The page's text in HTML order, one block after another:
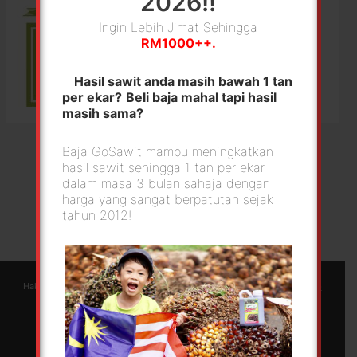
Hakcipta © 2026 GoSawit | Green Foliar Agrotech Sdn Bhd |Berjayaweb
Ingin Lebih Jimat Sehingga
RM1000++.
Hasil sawit anda masih bawah 1 tan
per ekar? Beli baja mahal tapi hasil
masih sama?
Baja GoSawit mampu meningkatkan
hasil sawit sehingga 1 tan per ekar
dalam masa 3 bulan sahaja dengan
harga yang sangat berpatutan sejak
tahun 2012!